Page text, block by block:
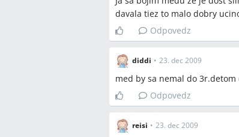
davala tiez to malo dobry
Odpovedz
diddi • 23. dec 2009
med by sa nemal do
Odpovedz
reisi • 23. dec 2009